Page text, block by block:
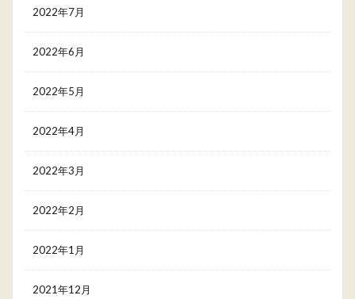
2022年7月
2022年6月
2022年5月
2022年4月
2022年3月
2022年2月
2022年1月
2021年12月